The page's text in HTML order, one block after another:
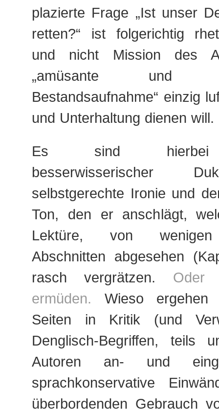
plazierte Frage „Ist unser
retten?“ ist folgerichtig
und nicht Mission des
„amüsante und
Bestandsaufnahme“ einzig
und Unterhaltung dienen will.
Es sind hierbei
besserwisserischer
selbstgerechte Ironie und
Ton, den er anschlägt,
Lektüre, von wenigen
Abschnitten abgesehen
rasch vergrätzen. Oder
ermüden. Wieso ergehen
Seiten in Kritik (und
Denglisch-Begriffen, teils
Autoren an- und
sprachkonservative
überbordenden Gebrauch